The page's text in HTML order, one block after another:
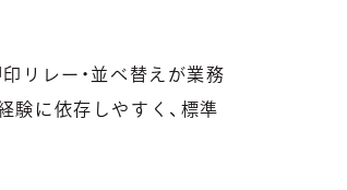
リレー・並べ替えが業務
験に依存しやすく、標準